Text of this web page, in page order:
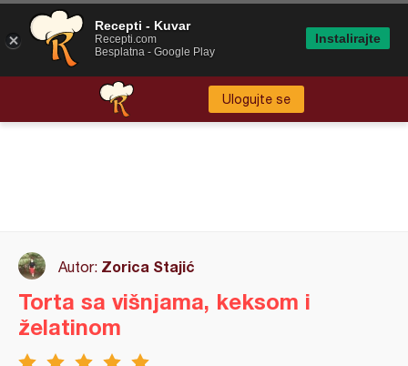
Ulogujte se
Autor: Zorica Stajić
Torta sa višnjama, keksom i
želatinom
Recepti - Kuvar
Recepti.com
Besplatna - Google Play
Instalirajte